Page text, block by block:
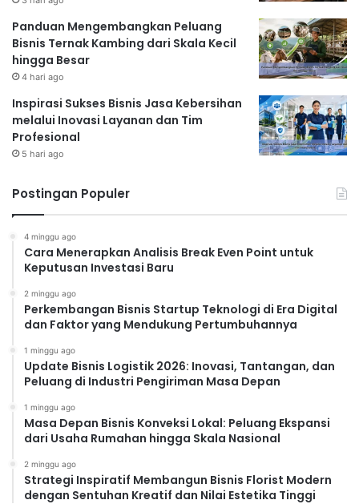
Panduan Mengembangkan Peluang
Bisnis Ternak Kambing dari Skala Kecil
hingga Besar
4 hari ago
Inspirasi Sukses Bisnis Jasa Kebersihan
melalui Inovasi Layanan dan Tim
Profesional
5 hari ago
Postingan Populer
4 minggu ago
Cara Menerapkan Analisis Break Even Point untuk
Keputusan Investasi Baru
2 minggu ago
Perkembangan Bisnis Startup Teknologi di Era Digital
dan Faktor yang Mendukung Pertumbuhannya
1 minggu ago
Update Bisnis Logistik 2026: Inovasi, Tantangan, dan
Peluang di Industri Pengiriman Masa Depan
1 minggu ago
Masa Depan Bisnis Konveksi Lokal: Peluang Ekspansi
dari Usaha Rumahan hingga Skala Nasional
2 minggu ago
Strategi Inspiratif Membangun Bisnis Florist Modern
dengan Sentuhan Kreatif dan Nilai Estetika Tinggi